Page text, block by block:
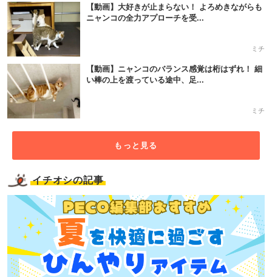
【動画】大好きが止まらない！ よろめきながらも
ニャンコの全力アプローチを受...
ミチ
【動画】ニャンコのバランス感覚は桁はずれ！ 細
い棒の上を渡っている途中、足...
ミチ
もっと見る
イチオシの記事
PECOアプリをダウンロード済みの方